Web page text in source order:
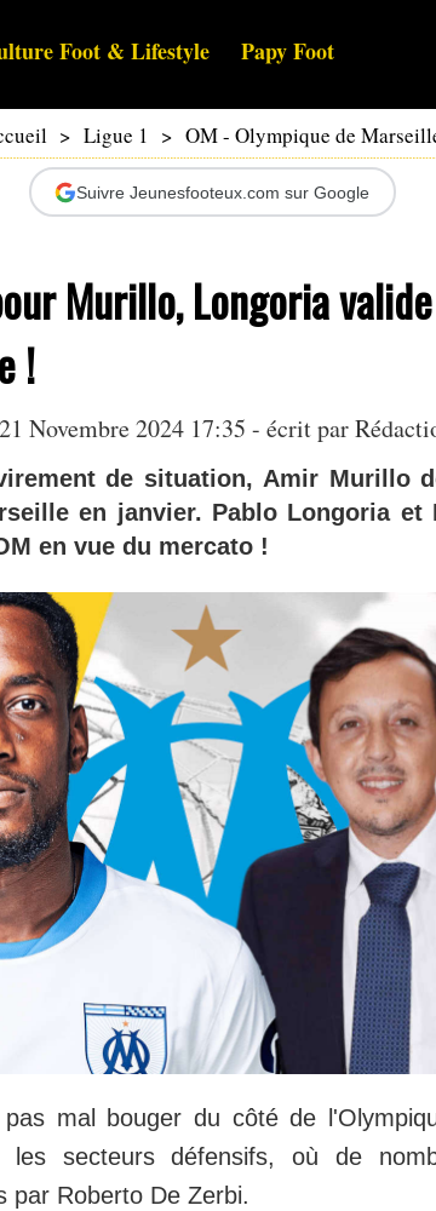
Foot & Lifestyle Papy Foot
> Ligue 1 > OM - Olympique de
Suivre Jeunesfooteux.com sur Google
Murillo, Longoria
!
Novembre 2024 17:35 - écrit par
de situation, Amir Murillo
en janvier. Pablo Longoria et
en vue du mercato !
mal bouger du côté de
les secteurs défensifs, où de
par Roberto De Zerbi.